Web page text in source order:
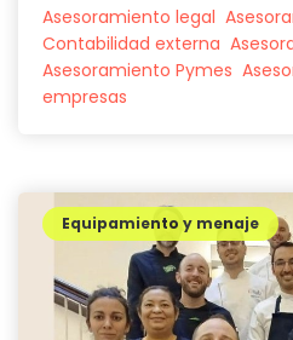
Asesoramiento legal
Contabilidad externa
Asesoramiento Pymes
empresas
Equipamiento y menaje